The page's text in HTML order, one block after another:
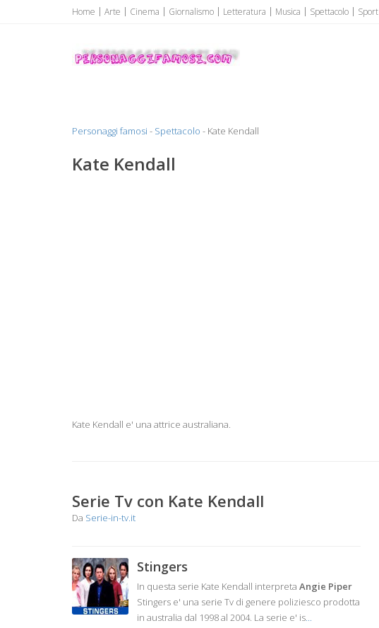
Home Arte Cinema Giornalismo Letteratura Musica Spettacolo Sport
Personaggi famosi
Personaggi famosi Top Vip...
Personaggi famosi - Spettacolo - Kate Kendall
Kate Kendall
Kate Kendall e' una attrice australiana.
Serie Tv con Kate Kendall
Da Serie-in-tv.it
Stingers
In questa serie Kate Kendall interpreta Angie Piper
Stingers e' una serie Tv di genere poliziesco prodotta
in australia dal 1998 al 2004. La serie e' is...